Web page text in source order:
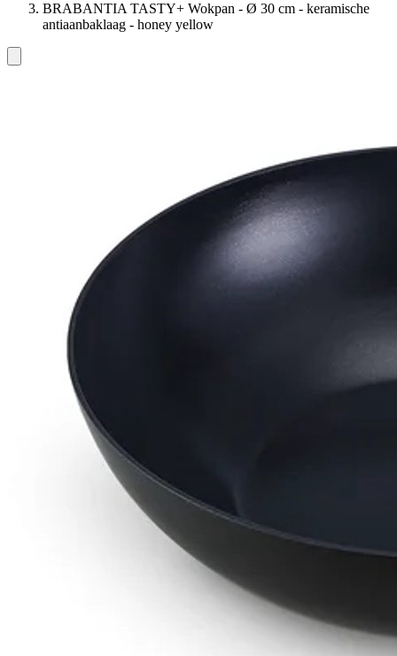
BRABANTIA TASTY+ Wokpan - Ø 30 cm - keramische
antiaanbaklaag - honey yellow